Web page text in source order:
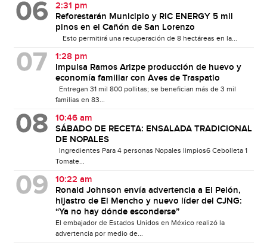
2:31 pm
Reforestarán Municipio y RIC ENERGY 5 mil
pinos en el Cañón de San Lorenzo
Esto permitirá una recuperación de 8 hectáreas en la...
1:28 pm
Impulsa Ramos Arizpe producción de huevo y
economía familiar con Aves de Traspatio
Entregan 31 mil 800 pollitas; se benefician más de 3 mil
familias en 83...
10:46 am
SÁBADO DE RECETA: ENSALADA TRADICIONAL
DE NOPALES
Ingredientes Para 4 personas Nopales limpios6 Cebolleta 1
Tomate...
10:22 am
Ronald Johnson envía advertencia a El Pelón,
hijastro de El Mencho y nuevo líder del CJNG:
“Ya no hay dónde esconderse”
El embajador de Estados Unidos en México realizó la
advertencia por medio de...